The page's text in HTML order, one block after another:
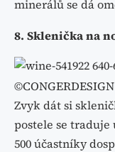
minerálů se dá
8. Sklenička na
Zvyk dát si
postele se traduje
500 účastníky